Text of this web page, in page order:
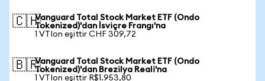
🇨🇭Vanguard Total Stock Market ETF (Ondo
Tokenized)'dan İsviçre Frangı'na
1 VTIon eşittir CHF 309,72
🇧🇷Vanguard Total Stock Market ETF (Ondo
Tokenized)'dan Brezilya Reali'na
1 VTIon eşittir R$1.953,80